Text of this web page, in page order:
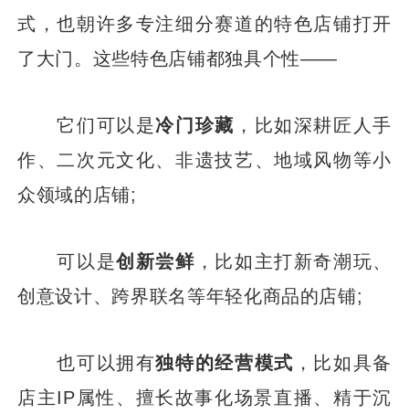
式，也朝许多专注细分赛道的特色店铺打开
了大门。这些特色店铺都独具个性——
它们可以是冷门珍藏 ，比如深耕匠人手
作、二次元文化、非遗技艺、地域风物等小
众领域的店铺;
可以是创新尝鲜 ，比如主打新奇潮玩、
创意设计、跨界联名等年轻化商品的店铺;
也可以拥有独特的经营模式 ，比如具备
店主IP属性、擅长故事化场景直播、精于沉